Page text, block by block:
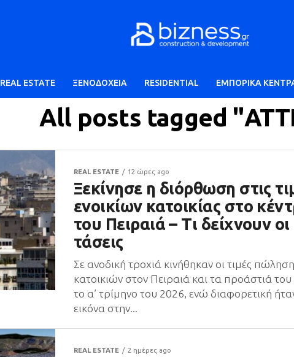
REAL ESTATE ΞΕΝΟΔΟΧΕΙΑ RESIDENTIAL ΕΜΠΟΡΙΚΑ
All posts tagged
REAL ESTATE 12 ώρες ago
Ξεκίνησε η διόρθωση στις
ενοικίων κατοικίας στο
του Πειραιά – Τι δείχνουν οι
τάσεις
Σε ανοδική τροχιά κινήθηκαν οι τιμές
κατοικιών στον Πειραιά και τα προάστιά
το α’ τρίμηνο του 2026, ενώ διαφορετική
εικόνα στην...
REAL ESTATE 2 ημέρες ago